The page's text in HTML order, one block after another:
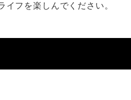
イフを楽しんでください。